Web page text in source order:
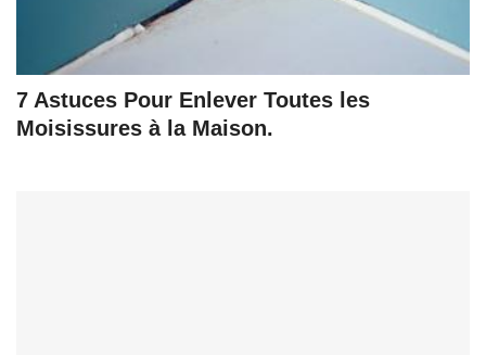
7 Astuces Pour Enlever Toutes les
Moisissures à la Maison.